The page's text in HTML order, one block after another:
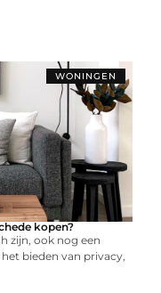
WONINGEN
kopen?
zijn, ook nog een
bieden van privacy,